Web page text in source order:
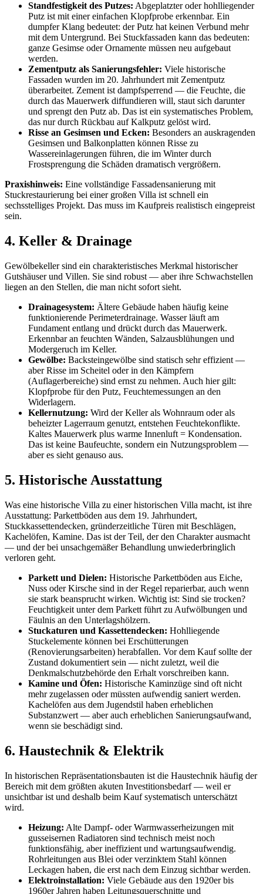
Standfestigkeit des Putzes: Abgeplatzter oder hohlliegender
Putz ist mit einer einfachen Klopfprobe erkennbar. Ein
dumpfer Klang bedeutet: der Putz hat keinen Verbund mehr
mit dem Untergrund. Bei Stuckfassaden kann das bedeuten:
ganze Gesimse oder Ornamente müssen neu aufgebaut
werden.
Zementputz als Sanierungsfehler: Viele historische
Fassaden wurden im 20. Jahrhundert mit Zementputz
überarbeitet. Zement ist dampfsperrend — die Feuchte, die
durch das Mauerwerk diffundieren will, staut sich darunter
und sprengt den Putz ab. Das ist ein systematisches Problem,
das nur durch Rückbau auf Kalkputz gelöst wird.
Risse an Gesimsen und Ecken: Besonders an auskragenden
Gesimsen und Balkonplatten können Risse zu
Wassereinlagerungen führen, die im Winter durch
Frostsprengung die Schäden dramatisch vergrößern.
Praxishinweis: Eine vollständige Fassadensanierung mit
Stuckrestaurierung bei einer großen Villa ist schnell ein
sechsstelliges Projekt. Das muss im Kaufpreis realistisch eingepreist
sein.
4. Keller & Drainage
Gewölbekeller sind ein charakteristisches Merkmal historischer
Gutshäuser und Villen. Sie sind robust — aber ihre Schwachstellen
liegen an den Stellen, die man nicht sofort sieht.
Drainagesystem: Ältere Gebäude haben häufig keine
funktionierende Perimeterdrainage. Wasser läuft am
Fundament entlang und drückt durch das Mauerwerk.
Erkennbar an feuchten Wänden, Salzausblühungen und
Modergeruch im Keller.
Gewölbe: Backsteingewölbe sind statisch sehr effizient —
aber Risse im Scheitel oder in den Kämpfern
(Auflagerbereiche) sind ernst zu nehmen. Auch hier gilt:
Klopfprobe für den Putz, Feuchtemessungen an den
Widerlagern.
Kellernutzung: Wird der Keller als Wohnraum oder als
beheizter Lagerraum genutzt, entstehen Feuchtekonflikte.
Kaltes Mauerwerk plus warme Innenluft = Kondensation.
Das ist keine Baufeuchte, sondern ein Nutzungsproblem —
aber es sieht genauso aus.
5. Historische Ausstattung
Was eine historische Villa zu einer historischen Villa macht, ist ihre
Ausstattung: Parkettböden aus dem 19. Jahrhundert,
Stuckkassettendecken, gründerzeitliche Türen mit Beschlägen,
Kachelöfen, Kamine. Das ist der Teil, der den Charakter ausmacht
— und der bei unsachgemäßer Behandlung unwiederbringlich
verloren geht.
Parkett und Dielen: Historische Parkettböden aus Eiche,
Nuss oder Kirsche sind in der Regel reparierbar, auch wenn
sie stark beansprucht wirken. Wichtig ist: Sind sie trocken?
Feuchtigkeit unter dem Parkett führt zu Aufwölbungen und
Fäulnis an den Unterlagshölzern.
Stuckaturen und Kassettendecken: Hohlliegende
Stuckelemente können bei Erschütterungen
(Renovierungsarbeiten) herabfallen. Vor dem Kauf sollte der
Zustand dokumentiert sein — nicht zuletzt, weil die
Denkmalschutzbehörde den Erhalt vorschreiben kann.
Kamine und Öfen: Historische Kaminzüge sind oft nicht
mehr zugelassen oder müssten aufwendig saniert werden.
Kachelöfen aus dem Jugendstil haben erheblichen
Substanzwert — aber auch erheblichen Sanierungsaufwand,
wenn sie beschädigt sind.
6. Haustechnik & Elektrik
In historischen Repräsentationsbauten ist die Haustechnik häufig der
Bereich mit dem größten akuten Investitionsbedarf — weil er
unsichtbar ist und deshalb beim Kauf systematisch unterschätzt
wird.
Heizung: Alte Dampf- oder Warmwasserheizungen mit
gusseisernen Radiatoren sind technisch meist noch
funktionsfähig, aber ineffizient und wartungsaufwendig.
Rohrleitungen aus Blei oder verzinktem Stahl können
Leckagen haben, die erst nach dem Einzug sichtbar werden.
Elektroinstallation: Viele Gebäude aus den 1920er bis
1960er Jahren haben Leitungsquerschnitte und